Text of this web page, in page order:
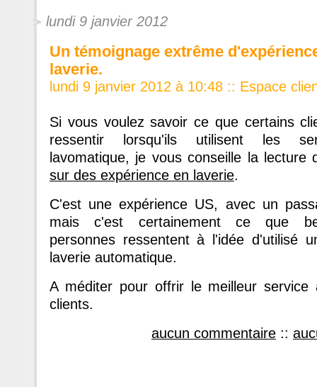
lundi 9 janvier 2012
Un témoignage extrême
laverie.
lundi 9 janvier 2012 à 10:48 :: Espace
Si vous voulez savoir ce que certains
ressentir lorsqu'ils utilisent les
lavomatique, je vous conseille la
sur des expérience en laverie.
C'est une expérience US, avec un
mais c'est certainement ce que
personnes ressentent à l'idée d'utilisé
laverie automatique.
A méditer pour offrir le meilleur service
clients.
aucun commentaire ::